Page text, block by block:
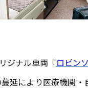
ジナル車両『ロビン
延により医療機関